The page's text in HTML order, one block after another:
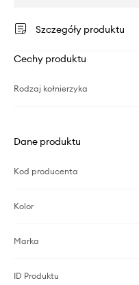
Szczegóły produktu
Cechy produktu
Rodzaj kołnierzyka
Dane produktu
Kod producenta
Kolor
Marka
ID Produktu